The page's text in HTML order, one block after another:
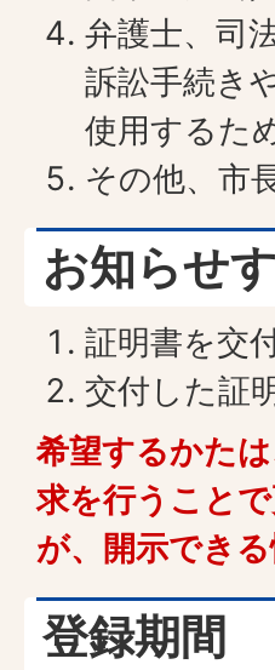
弁護士、司
訴訟手続き
使用するた
その他、市
お知らせ
証明書を交
交付した証
希望するかた
求を行うこと
が、開示でき
登録期間